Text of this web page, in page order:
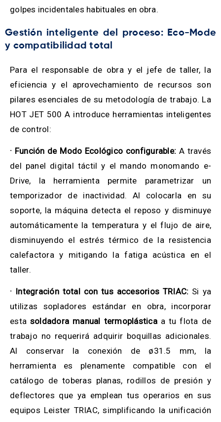
golpes incidentales habituales en obra.
Gestión inteligente del proceso: Eco-Mode
y compatibilidad total
Para el responsable de obra y el jefe de taller, la
eficiencia y el aprovechamiento de recursos son
pilares esenciales de su metodología de trabajo. La
HOT JET 500 A introduce herramientas inteligentes
de control:
· Función de Modo Ecológico configurable: A través
del panel digital táctil y el mando monomando e-
Drive, la herramienta permite parametrizar un
temporizador de inactividad. Al colocarla en su
soporte, la máquina detecta el reposo y disminuye
automáticamente la temperatura y el flujo de aire,
disminuyendo el estrés térmico de la resistencia
calefactora y mitigando la fatiga acústica en el
taller.
· Integración total con tus accesorios TRIAC: Si ya
utilizas sopladores estándar en obra, incorporar
esta soldadora manual termoplásticaa tu flota de
trabajo no requerirá adquirir boquillas adicionales.
Al conservar la conexión de ø31.5 mm, la
herramienta es plenamente compatible con el
catálogo de toberas planas, rodillos de presión y
deflectores que ya emplean tus operarios en sus
equipos Leister TRIAC, simplificando la unificación